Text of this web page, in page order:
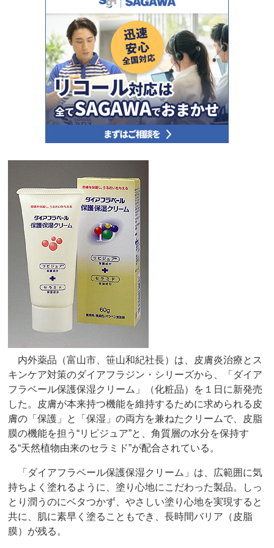
内外薬品（富山市、笹山和紀社長）は、皮膚炎治療とス
キンケア対策のダイアフラジン・シリーズから、「ダイア
フラベール保護保湿クリーム」（化粧品）を１日に新発売
した。皮膚が本来持つ機能を維持するために求められる皮
膚の「保護」と「保湿」の両方を兼ねたクリームで、皮脂
膜の機能を担う“リピジュア”と、角質層の水分を保持す
る“天然植物由来のセラミド”が配合されている。
「ダイアフラベール保護保湿クリーム」は、広範囲に気
持ちよく塗れるように、塗り心地にこだわった製品。しっ
とり潤うのにベタつかず、やさしい塗り心地を実現すると
共に、肌に素早く塗ることもでき、長時間バリア（皮脂
膜）が残る。